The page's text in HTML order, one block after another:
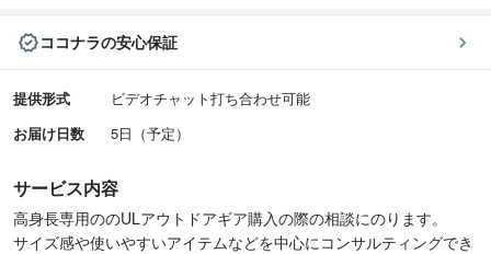
ココナラの安心保証
提供形式
ビデオチャット打ち合わせ可能
お届け日数
5日（予定）
サービス内容
高身長専用ののULアウトドアギア購入の際の相談にのります。
サイズ感や使いやすいアイテムなどを中心にコンサルティングでき